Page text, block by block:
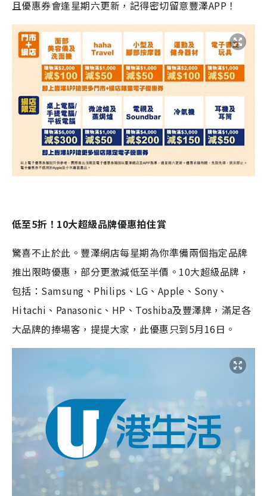
且優惠券會逢星期六更新，記得密切留意豐澤APP！
低至5折！ 10大超級品牌優惠拍住賞
驚喜不止於此。豐澤網店每星期為你準備兩個指定品牌
推出限時優惠，部分更激減低至半價。10大超級品牌，
包括：Samsung、Philips、LG、Apple、Sony、
Hitachi、Panasonic、HP、Toshiba及豐澤牌，滿足各
大品牌的捧場客，提提大家，此優惠只到5月16日。